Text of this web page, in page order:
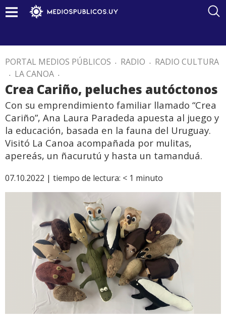
PORTAL MEDIOS PÚBLICOS . RADIO . RADIO CULTURA
. LA CANOA .
Crea Cariño, peluches autóctonos
Con su emprendimiento familiar llamado “Crea
Cariño”, Ana Laura Paradeda apuesta al juego y
la educación, basada en la fauna del Uruguay.
Visitó La Canoa acompañada por mulitas,
apereás, un ñacurutú y hasta un tamanduá.
07.10.2022 | tiempo de lectura: < 1 minuto